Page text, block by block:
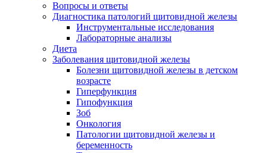
Вопросы и ответы
Диагностика патологий щитовидной железы
Инструментальные исследования
Лабораторные анализы
Диета
Заболевания щитовидной железы
Болезни щитовидной железы в детском
возрасте
Гиперфункция
Гипофункция
Зоб
Онкология
Патологии щитовидной железы и
беременность